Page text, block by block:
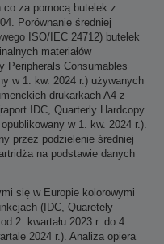
za pomocą butelek z
Porównanie średniej
ISO/IEC 24712) butelek
materiałów
Peripherals Consumables
w 1. kw. 2024 r.) używanych
drukarkach A4 z
IDC, Quarterly Hardcopy
w 1. kw. 2024 r.).
przez podzielenie średniej
na podstawie danych
się w Europie kolorowymi
(IDC, Quaretely
2. kwartału 2023 r. do 4.
2024 r.). Analiza opiera